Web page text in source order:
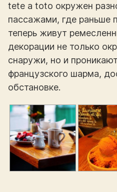
tete a toto окружен
пассажами, где раньше
теперь живут
декорации не только
снаружи, но и
французского шарма,
обстановке.